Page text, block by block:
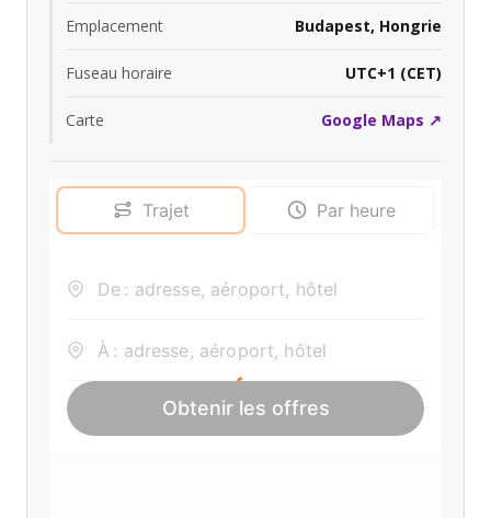
Emplacement Budapest, Hongrie
Fuseau horaire UTC+1 (CET)
Carte Google Maps ↗